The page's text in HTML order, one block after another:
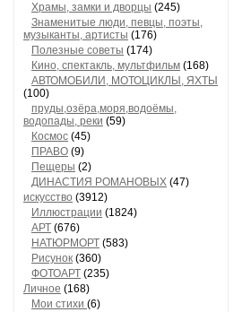
Храмы, замки и дворцы (245)
Знаменитые люди, певцы, поэты,
музыканты, артисты (176)
Полезные советы (174)
Кино, спектакль, мультфильм (168)
АВТОМОБИЛИ, МОТОЦИКЛЫ, ЯХТЫ
(100)
пруды,озёра,моря,водоёмы,
водопады, реки (59)
Космос (45)
ПРАВО (9)
Пещеры (2)
ДИНАСТИЯ РОМАНОВЫХ (47)
искусство (3912)
Иллюстрации (1824)
АРТ (676)
НАТЮРМОРТ (583)
Рисунок (360)
ФОТОАРТ (235)
Личное (168)
Мои стихи (6)